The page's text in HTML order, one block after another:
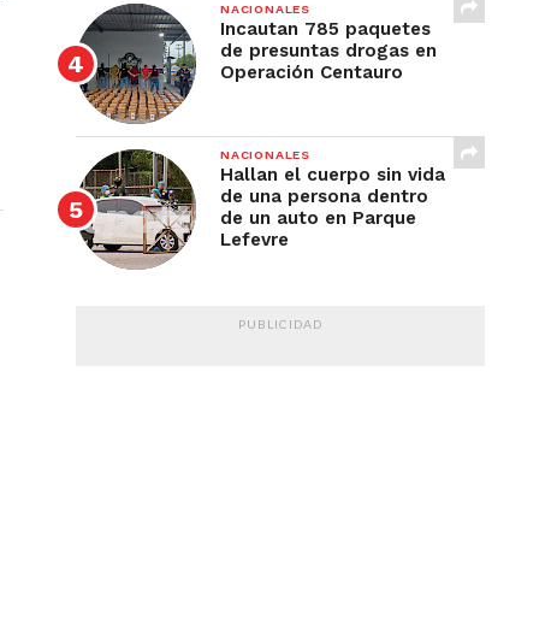
NACIONALES
Incautan 785 paquetes
de presuntas drogas en
Operación Centauro
NACIONALES
Hallan el cuerpo sin vida
de una persona dentro
de un auto en Parque
Lefevre
PUBLICIDAD